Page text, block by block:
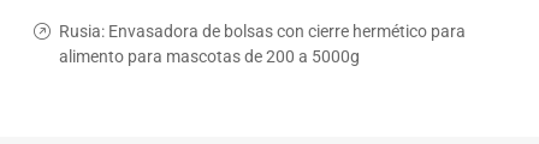
Rusia: Envasadora de bolsas con cierre hermético para
alimento para mascotas de 200 a 5000g